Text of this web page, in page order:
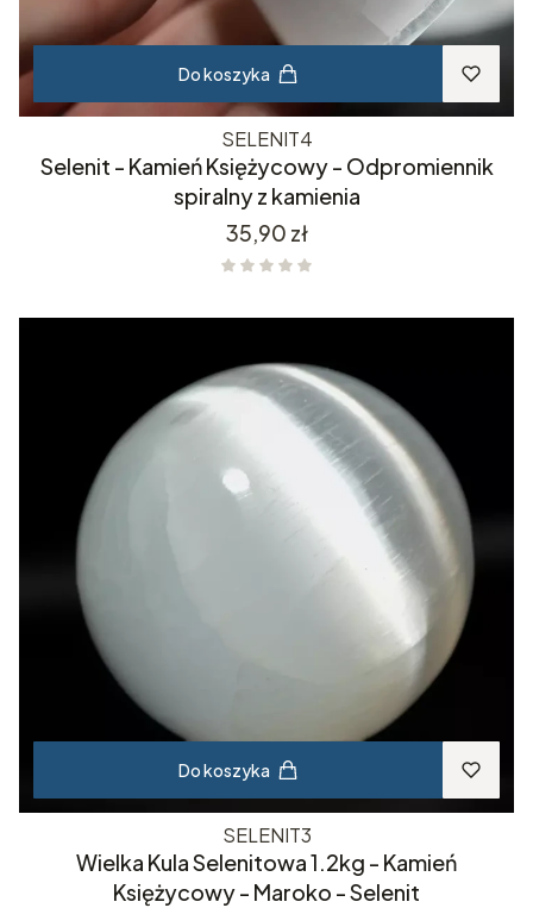
Do koszyka
SELENIT4
Selenit - Kamień Księżycowy - Odpromiennik
spiralny z kamienia
Cena
35,90 zł
Do koszyka
SELENIT3
Wielka Kula Selenitowa 1.2kg - Kamień
Księżycowy - Maroko - Selenit